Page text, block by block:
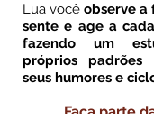
Lua você observe a
sente e age a
fazendo um
próprios padrões
seus humores e
Faça parte